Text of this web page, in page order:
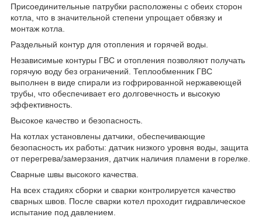
Присоединительные патрубки расположены с обеих сторон
котла, что в значительной степени упрощает обвязку и
монтаж котла.
Раздельный контур для отопления и горячей воды.
Независимые контуры ГВС и отопления позволяют получать
горячую воду без ограничений. Теплообменник ГВС
выполнен в виде спирали из гофрированной нержавеющей
трубы, что обеспечивает его долговечность и высокую
эффективность.
Высокое качество и безопасность.
На котлах установлены датчики, обеспечивающие
безопасность их работы: датчик низкого уровня воды, защита
от перегрева/замерзания, датчик наличия пламени в горелке.
Сварные швы высокого качества.
На всех стадиях сборки и сварки контролируется качество
сварных швов. После сварки котел проходит гидравлическое
испытание под давлением.